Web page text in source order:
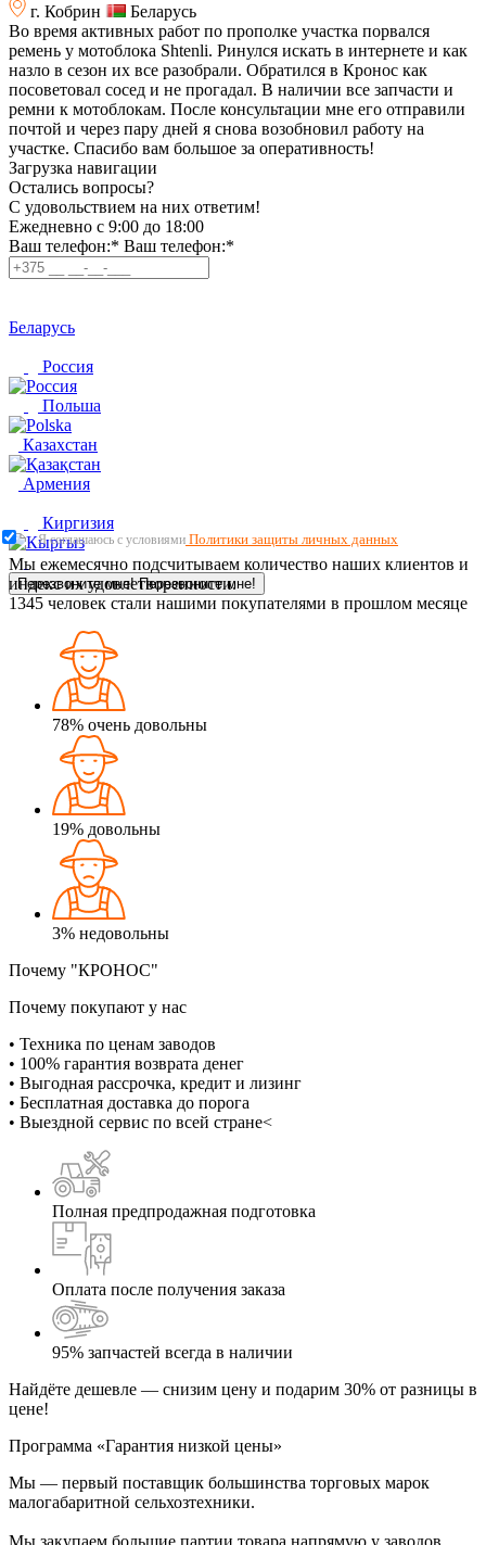
г. Кобрин
Беларусь
Во время активных работ по прополке участка порвался
ремень у мотоблока Shtenli. Ринулся искать в интернете и как
назло в сезон их все разобрали. Обратился в Кронос как
посоветовал сосед и не прогадал. В наличии все запчасти и
ремни к мотоблокам. После консультации мне его отправили
почтой и через пару дней я снова возобновил работу на
участке. Спасибо вам большое за оперативность!
Загрузка навигации
Остались вопросы?
C удовольствием на них ответим!
Ежедневно с 9:00 до 18:00
Ваш телефон:* Ваш телефон:*
Беларусь
Россия
Польша
Казахстан
Армения
Киргизия
Перезвоните мне! Перезвоните мне!
Я соглашаюсь с условиями Политики защиты личных данных
Мы ежемесячно подсчитываем количество наших клиентов и
индекс их удовлетворенности.
1345 человек стали нашими покупателями в прошлом месяце
78% очень довольны
19% довольны
3% недовольны
Почему "КРОНОС"
Почему покупают у нас
• Техника по ценам заводов
• 100% гарантия возврата денег
• Выгодная рассрочка, кредит и лизинг
• Бесплатная доставка до порога
• Выездной сервис по всей стране<
Полная предпродажная подготовка
Оплата после получения заказа
95% запчастей всегда в наличии
Найдёте дешевле — снизим цену и подарим 30% от разницы в
цене!
Программа «Гарантия низкой цены»
Мы — первый поставщик большинства торговых марок
малогабаритной сельхозтехники.
Мы закупаем большие партии товара напрямую у заводов,